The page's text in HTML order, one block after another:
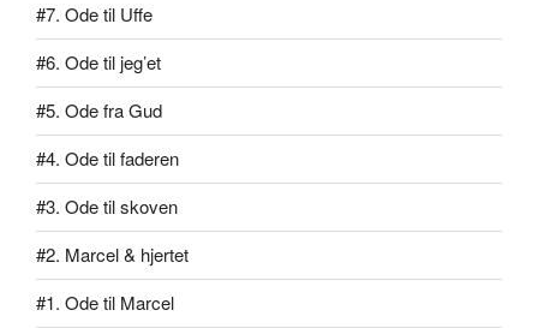
#7. Ode til Uffe
#6. Ode til jeg’et
#5. Ode fra Gud
#4. Ode til faderen
#3. Ode til skoven
#2. Marcel & hjertet
#1. Ode til Marcel